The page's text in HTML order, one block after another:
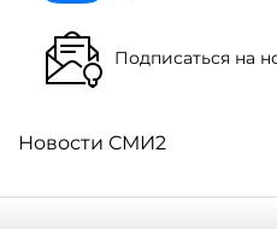
Подписаться на
Новости СМИ2